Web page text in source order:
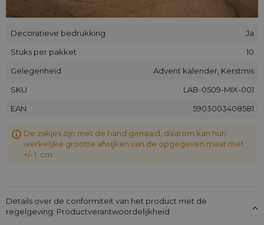
Decoratieve bedrukking
Ja
Stuks per pakket
10
Gelegenheid
Advent kalender, Kerstmis
SKU
LAB-0509-MIX-001
EAN
5903003408581
De zakjes zijn met de hand genaaid, daarom kan hun
werkelijke grootte afwijken van de opgegeven maat met
+/- 1 cm
Details over de conformiteit van het product met de
regelgeving: Productverantwoordelijkheid